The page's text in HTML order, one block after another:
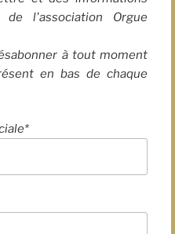
l'association Orgue
à tout moment
en bas de chaque